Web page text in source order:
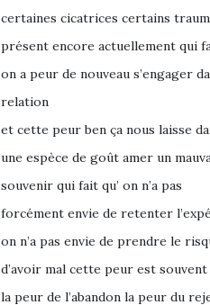
certaines cicatrices certains
présent encore actuellement qui
on a peur de nouveau s’engager
relation
et cette peur ben ça nous laisse
une espèce de goût amer un
souvenir qui fait qu’ on n’a pas
forcément envie de retenter
on n’a pas envie de prendre le
d’avoir mal cette peur est souvent
la peur de l’abandon la peur du